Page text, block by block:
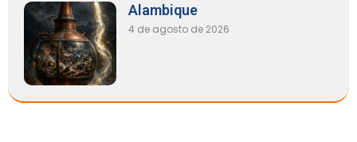
Alambique
4 de agosto de 2026